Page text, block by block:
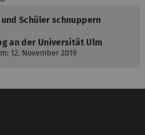
Schüler schnuppern
an der Universität Ulm
12. November 2019